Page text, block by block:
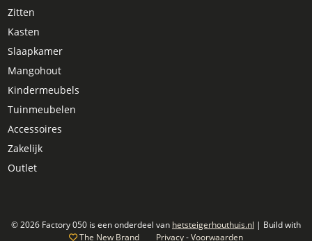
Zitten
Kasten
Slaapkamer
Mangohout
Kindermeubels
Tuinmeubelen
Accessoires
Zakelijk
Outlet
© 2026 Factory 050 is een onderdeel van hetsteigerhouthuis.nl | Build with
The New Brand
Privacy-Voorwaarden